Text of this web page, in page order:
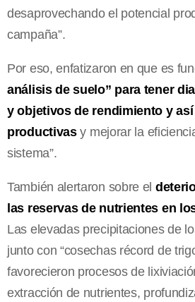
desaprovechando el potencial
campaña”.
Por eso, enfatizaron en que es
análisis de suelo” para tener
y objetivos de rendimiento y
productivasy mejorar la
sistema”.
También alertaron sobre el
las reservas de nutrientes en
Las elevadas precipitaciones de
junto con “cosechas récord de
favorecieron procesos de
extracción de nutrientes,